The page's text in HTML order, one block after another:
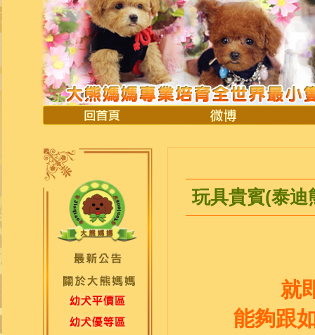
玩具貴賓(泰迪
就
能夠跟